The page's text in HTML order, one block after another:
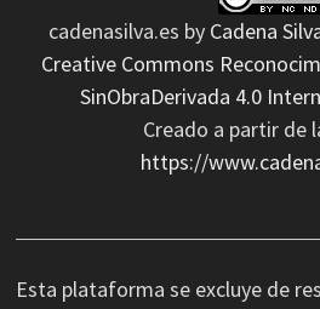
cadenasilva.es by Cadena
Creative Commons
SinObraDerivada 4.0
Creado a partir de
https://
Esta plataforma se excluye de